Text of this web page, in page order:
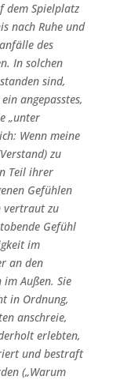
dem Spielplatz
nach Ruhe und
des
In solchen
sind,
angepasstes,
„unter
Wenn meine
zu
Teil ihrer
Gefühlen
vertraut zu
Gefühl
im
an den
Außen. Sie
in Ordnung,
anschreie,
erlebten,
und bestraft
(„Warum